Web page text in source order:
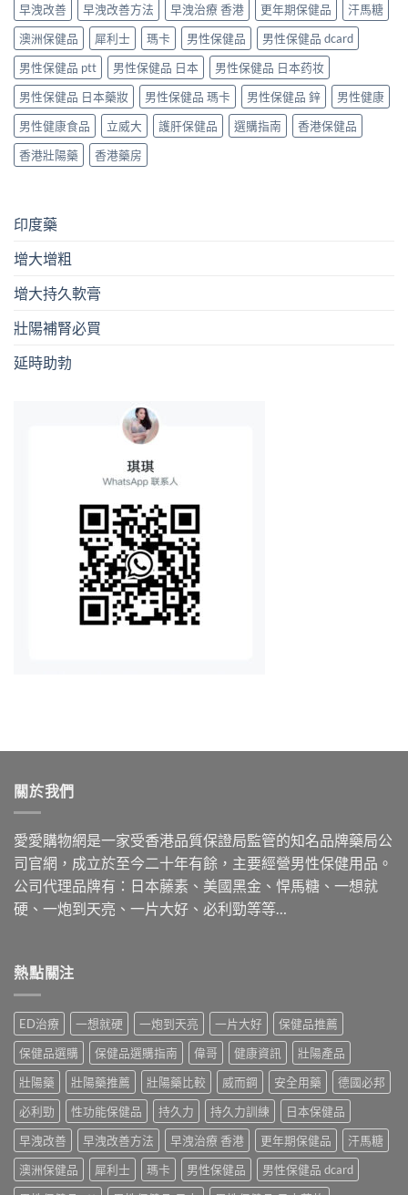
早洩改善
早洩改善方法 早洩治療 香港 更年期保健品
汗馬糖
澳洲保健品
犀利士 瑪卡 男性保健品
男性保健品 dcard
男性保健品 ptt
男性保健品 日本
男性保健品 日本药妆
男性保健品 日本藥妝
男性保健品 瑪卡 男性保健品 鋅
男性健康
男性健康食品
立威大 護肝保健品 選購指南
香港保健品
香港壯陽藥
香港藥房
印度藥
增大增粗
增大持久軟膏
壯陽補腎必買
延時助勃
關於我們
愛愛購物網是一家受香港品質保證局監管的知名品牌藥局公
司官網，成立於至今二十年有餘，主要經營男性保健用品。
公司代理品牌有：日本藤素、美國黑金、悍馬糖、一想就
硬、一炮到天亮、一片大好、必利勁等等…
熱點關注
ED治療 一想就硬 一炮到天亮 一片大好
保健品推薦
保健品選購
保健品選購指南 偉哥 健康資訊
壯陽產品
壯陽藥
壯陽藥推薦 壯陽藥比較 威而鋼 安全用藥
德國必邦
必利勁
性功能保健品 持久力 持久力訓練
日本保健品
早洩改善
早洩改善方法 早洩治療 香港 更年期保健品
汗馬糖
澳洲保健品
犀利士 瑪卡 男性保健品
男性保健品 dcard